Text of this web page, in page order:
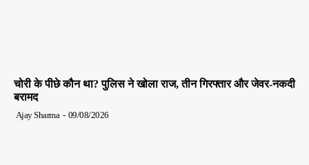
चोरी के पीछे कौन था? पुलिस ने खोला राज, तीन गिरफ्तार और जेवर-नकदी
बरामद
Ajay Sharma - 09/08/2026